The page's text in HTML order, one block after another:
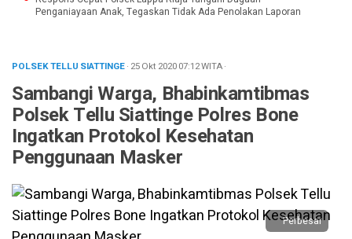
Penganiayaan Anak, Tegaskan Tidak Ada Penolakan Laporan
POLSEK TELLU SIATTINGE· 25 Okt 202007:12WITA·
Sambangi Warga, Bhabinkamtibmas
Polsek Tellu Siattinge Polres Bone
Ingatkan Protokol Kesehatan
Penggunaan Masker
Perbesar